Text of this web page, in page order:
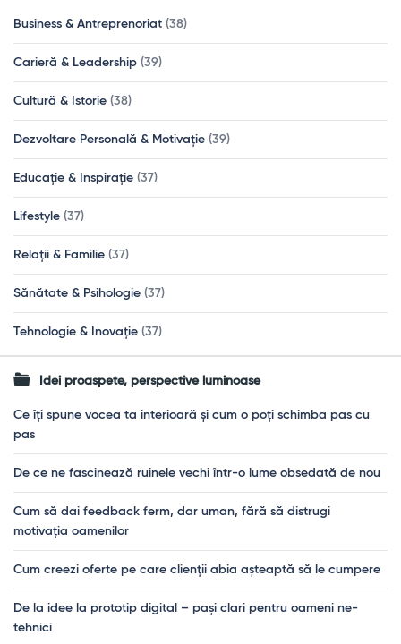
Business & Antreprenoriat (38)
Carieră & Leadership (39)
Cultură & Istorie (38)
Dezvoltare Personală & Motivație (39)
Educație & Inspirație (37)
Lifestyle (37)
Relații & Familie (37)
Sănătate & Psihologie (37)
Tehnologie & Inovație (37)
Idei proaspete, perspective luminoase
Ce îți spune vocea ta interioară și cum o poți schimba pas cu
pas
De ce ne fascinează ruinele vechi într-o lume obsedată de nou
Cum să dai feedback ferm, dar uman, fără să distrugi
motivația oamenilor
Cum creezi oferte pe care clienții abia așteaptă să le cumpere
De la idee la prototip digital – pași clari pentru oameni ne-
tehnici